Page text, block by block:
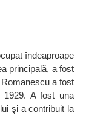
îndeaproape
principală, a fost
a fost
1929. A fost una
şi a contribuit la